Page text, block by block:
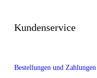
Kundenservice
Bestellungen und Zahlungen